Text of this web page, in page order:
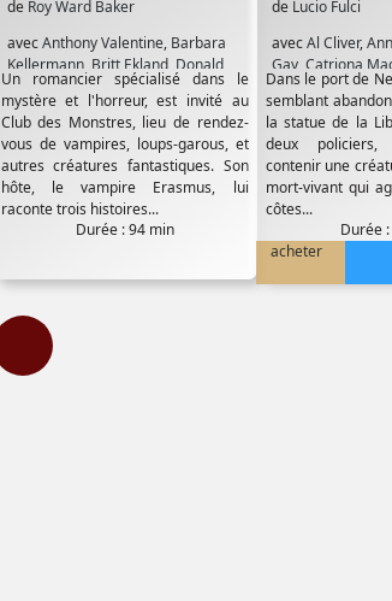
de Roy Ward Baker
avecAnthony Valentine, Barbara
Kellermann, Britt Ekland, Donald
Pleasence,John Carradine Patrick
Magee, Richard Johnson,Simon
Ward,Stuart Whiteman, Vincent
Price
Un romancier spécialisé dans le
mystère et l'horreur, est invité au
Club des Monstres, lieu de rendez-
vous de vampires, loups-garous, et
autres créatures fantastiques. Son
hôte, le vampire Erasmus, lui
raconte trois histoires...
Durée : 94 min
de Lucio Fulci
avecAl Cliver,
Gay, Catriona
Lassander,
McCulloch,Olga
Malco,Richard
Amario,Tisa
Dans le port de
semblant
la statue de la
deux policiers,
contenir une
mort-vivant qui
côtes...
Durée
acheter